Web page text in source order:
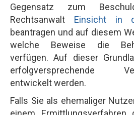
Gegensatz zum
Rechtsanwalt Einsicht in
beantragen und auf diesem
welche Beweise die
verfügen. Auf dieser
erfolgversprechende
entwickelt werden.
Falls Sie als ehemaliger